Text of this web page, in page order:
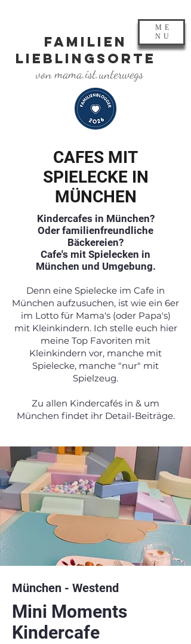
FAMILIEN
LIEBLINGSORTE
von mama.ist.unterwegs
ME
NU
CAFES MIT
SPIELECKE IN
MÜNCHEN
Kindercafes in München?
Oder familienfreundliche
Bäckereien?
Cafe's mit Spielecken in
München und Umgebung.
Denn eine Spielecke im Cafe in
München aufzusuchen, ist wie ein 6er
im Lotto für Mama's (oder Papa's)
mit Kleinkindern. Ich stelle euch hier
meine Top Favoriten mit
Kleinkindern vor, manche mit
Spielecke, manche "nur" mit
Spielzeug.
Zu allen Kindercafés in & um
München findet ihr Detail-Beiträge.
München - Westend
Mini Moments
Kindercafe